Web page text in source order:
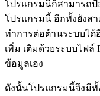
โปรแกรมนี้ก็สามารถป้
โปรแกรมนี้ อีกทั้งยังสา
ทำการต่อต้านระบบได้
เพิ่ม เติมด้วยระบบไฟล์
ข้อมูลเอง
ดังนั้นโปรแกรมนี้จึงมีทั้